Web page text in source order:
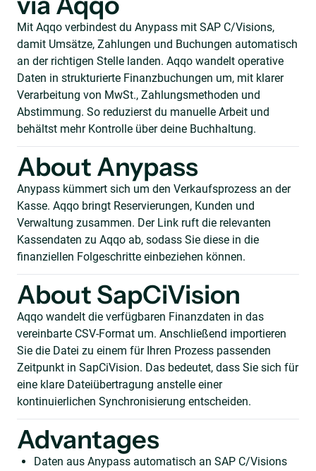
Mit Aqqo verbindest du Anypass mit SAP C/Visions,
damit Umsätze, Zahlungen und Buchungen automatisch
an der richtigen Stelle landen. Aqqo wandelt operative
Daten in strukturierte Finanzbuchungen um, mit klarer
Verarbeitung von MwSt., Zahlungsmethoden und
Abstimmung. So reduzierst du manuelle Arbeit und
behältst mehr Kontrolle über deine Buchhaltung.
About Anypass
Anypass kümmert sich um den Verkaufsprozess an der
Kasse. Aqqo bringt Reservierungen, Kunden und
Verwaltung zusammen. Der Link ruft die relevanten
Kassendaten zu Aqqo ab, sodass Sie diese in die
finanziellen Folgeschritte einbeziehen können.
About SapCiVision
Aqqo wandelt die verfügbaren Finanzdaten in das
vereinbarte CSV-Format um. Anschließend importieren
Sie die Datei zu einem für Ihren Prozess passenden
Zeitpunkt in SapCiVision. Das bedeutet, dass Sie sich für
eine klare Dateiübertragung anstelle einer
kontinuierlichen Synchronisierung entscheiden.
Advantages
Daten aus Anypass automatisch an SAP C/Visions